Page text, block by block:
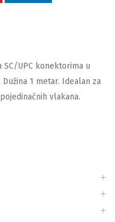
UPC konektorima u
1 metar. Idealan za
vlakana.